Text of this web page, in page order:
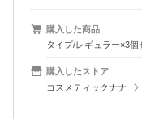
購入した商品
タイプ/レギュラー×3
購入したストア
コスメティックナナ